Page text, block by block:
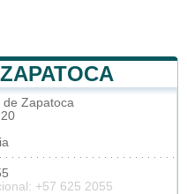
de Zapatoca
+57 625 2055